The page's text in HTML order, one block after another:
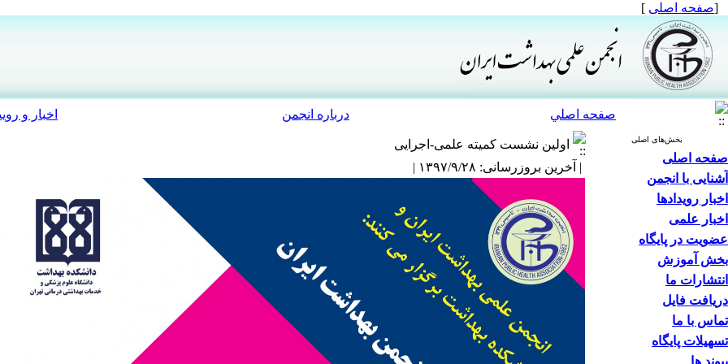
[صفحه اصلی ]
صفحه اصلي درباره انجمن اخبار و
بخش‌های اصلی
صفحه اصلی
آشنایی با انجمن
اخبار رویدادها
اخبار علمی
عضویت در پایگاه
بخش آموزش
انتشارات ما
دریافت فایل
تماس با ما
تسهیلات پایگاه
پیوند ها
اولین نشست کمیته علمی-اجرایی
| آخرین بروزرسانی: ۱۳۹۷/۹/۲۸ |